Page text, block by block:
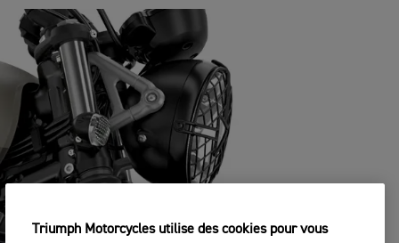
Triumph Motorcycles utilise des cookies pour vous